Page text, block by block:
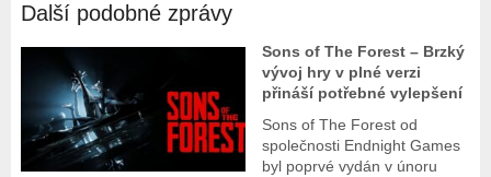
Další podobné zprávy
Sons of The Forest – Brzký
vývoj hry v plné verzi
přináší potřebné vylepšení
Sons of The Forest od
společnosti Endnight Games
byl poprvé vydán v únoru